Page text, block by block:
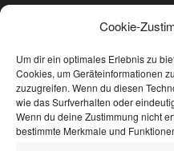
Cookie-
Um dir ein optimales Erlebnis zu
Cookies, um Geräteinformationen
zuzugreifen. Wenn du diesen
wie das Surfverhalten oder
Wenn du deine Zustimmung nicht
bestimmte Merkmale und
Im Runs 12
72589 Westerheim
Anfahrt per Google Maps